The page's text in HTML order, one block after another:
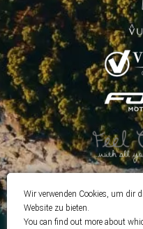
Wir verwenden Cookies, um dir
Website zu bieten.
You can find out more about